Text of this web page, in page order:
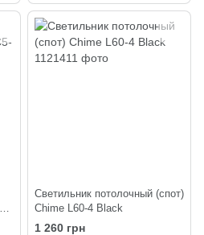
Светильник потолочный (спот)
Chime L60-4 Black
1 260 грн